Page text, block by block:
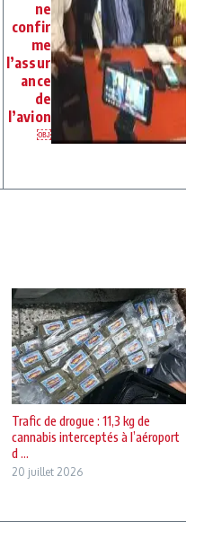
ne
confir
me
l’assur
ance
de
l’avion
￼
Trafic de drogue : 11,3 kg de
cannabis interceptés à l’aéroport
d ...
20 juillet 2026